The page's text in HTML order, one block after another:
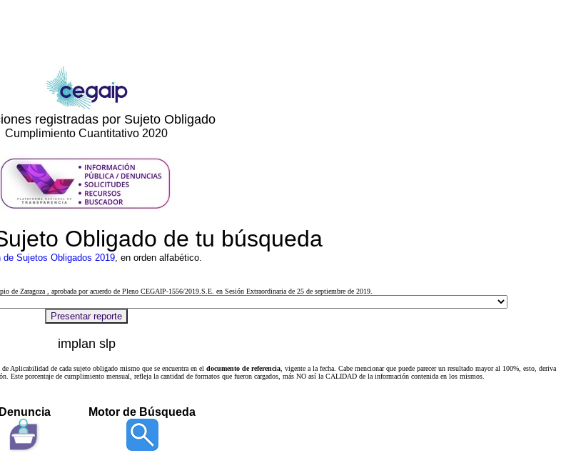
registradas por Sujeto Obligado
Cumplimiento Cuantitativo 2020
Obligado de tu búsqueda
de Sujetos Obligados 2019, en orden alfabético.
de Zaragoza , aprobada por acuerdo de Pleno CEGAIP-1556/2019.S.E. en Sesión Extraordinaria de 25 de septiembre de 2019.
implan slp
Aplicabilidad de cada sujeto obligado mismo que se encuentra en el documento de referencia , vigente a la fecha. Cabe mencionar que puede parecer un resultado mayor al 100%, esto, deriva
Este porcentaje de cumplimiento mensual, refleja la cantidad de formatos que fueron cargados, más NO así la CALIDAD de la información contenida en los mismos.
Denuncia Motor de Búsqueda